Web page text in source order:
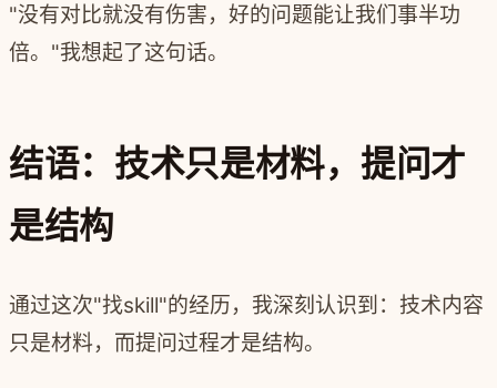
"没有对比就没有伤害，好的问题能让我们事半功
倍。"我想起了这句话。
结语：技术只是材料，提问才
是结构
通过这次"找skill"的经历，我深刻认识到：技术内容
只是材料，而提问过程才是结构。